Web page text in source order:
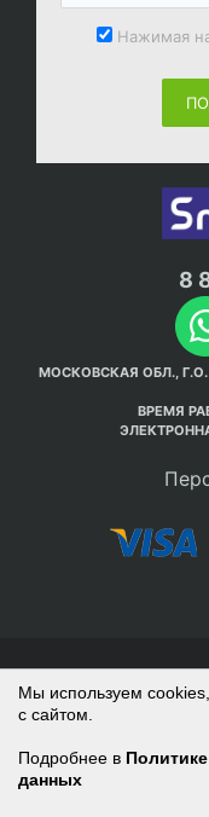
Нажимая
8
МОСКОВСКАЯ ОБЛ.,
ВРЕМЯ
Войти
Регистрация
Корзина
Мы используем
с сайтом.
Подробнее в
данных